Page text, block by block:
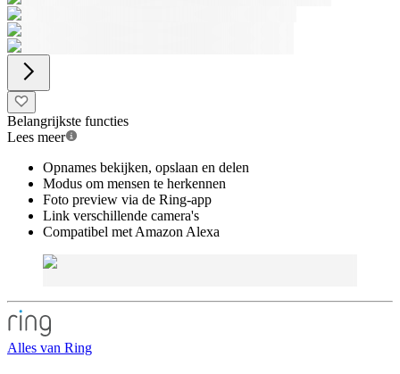
Belangrijkste functies
Lees meer
Opnames bekijken, opslaan en delen
Modus om mensen te herkennen
Foto preview via de Ring-app
Link verschillende camera's
Compatibel met Amazon Alexa
Alles van Ring